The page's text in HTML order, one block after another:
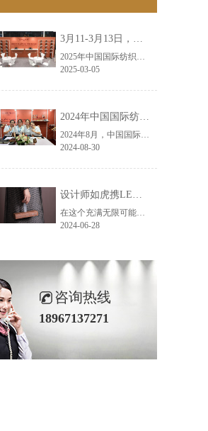
3月11-3月13日，华恩诚邀您共赴上海面辅料春夏展——华恩
2025年中国国际纺织面料及辅料（春夏）博览会即将盛大开启！感谢您对华恩品牌的关注！3.11-3.13，杭州华恩（LEMONLEE）诚邀您共赴这场春日的宴会！
2025-03-05
2024年中国国际纺织面料及辅料（秋冬）博览会完美收官！——华恩
2024年8月，中国国际纺织面料及辅料（秋冬）博览会完美收官！作为一家拥有30年历史的专业衣架制造商，我们非常荣幸能够参与这一盛会，并在此期间与众多客户进行了广泛而深入的交流。
2024-08-30
设计师如虎携LEMONLEE红雪松礼盒荣获第六届未来·已来香港新锐当代设计奖铜奖
在这个充满无限可能的2024年夏季，LEMONLEE品牌设计师如虎以其非凡的创意与对自然的深刻理解，精心打造的红雪松木球礼盒，在“2024未来·已来——第六届香港新锐当代设计奖”中摘得铜奖。这不仅是对设计师如虎原创设计能力的嘉奖，更是对LEMONLEE品牌的高度认可。
2024-06-28
咨询热线
18967137271